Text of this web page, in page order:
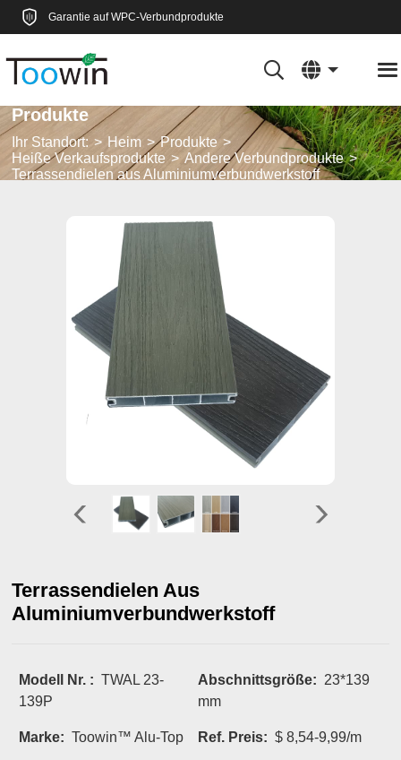
Garantie auf WPC-Verbundprodukte
Produkte
Ihr Standort: Heim
Produkte
Heiße Verkaufsprodukte
Andere Verbundprodukte
Terrassendielen aus Aluminiumverbundwerkstoff
Terrassendielen Aus
Aluminiumverbundwerkstoff
Modell Nr. :TWAL 23-
139P
Abschnittsgröße:23*139
mm
Marke:Toowin™ Alu-Top Ref. Preis:$ 8,54-9,99/m